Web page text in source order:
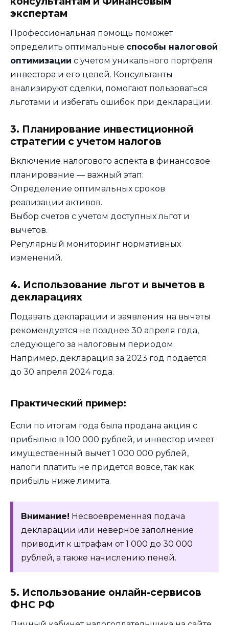
экспертам
Профессиональная помощь поможет
определить оптимальные способы налоговой
оптимизации с учетом уникального портфеля
инвестора и его целей. Консультанты
анализируют сделки, помогают пользоваться
льготами и избегать ошибок при декларации.
3. Планирование инвестиционной
стратегии с учетом налогов
Включение налогового аспекта в финансовое
планирование — важный этап:
Определение оптимальных сроков
реализации активов.
Выбор счетов с учетом доступных льгот и
вычетов.
Регулярный мониторинг нормативных
изменений.
4. Использование льгот и вычетов в
декларациях
Подавать декларации и заявления на вычеты
рекомендуется не позднее 30 апреля года,
следующего за налоговым периодом.
Например, декларация за 2023 год подается
до 30 апреля 2024 года.
Практический пример:
Если по итогам года была продана акция с
прибылью в 100 000 рублей, и инвестор имеет
имущественный вычет 1 000 000 рублей,
налоги платить не придется вовсе, так как
прибыль ниже лимита.
Внимание! Несвоевременная подача
декларации или неверное заполнение
приводит к штрафам от 1 000 до 30 000
рублей, а также начислению пеней.
5. Использование онлайн-сервисов
ФНС РФ